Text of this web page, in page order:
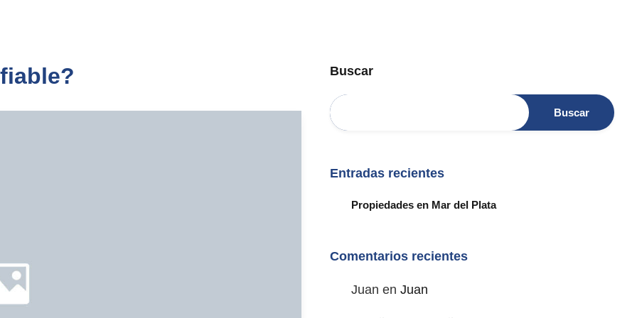
Plata
automatica
Buscar
Buscar
Entradas recientes
Propiedades en Mar del Plata
Comentarios recientes
Juan en Juan